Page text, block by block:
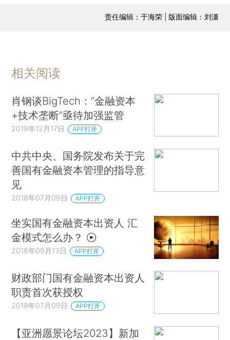
责任编辑：于海荣 | 版面编辑：刘潇
相关阅读
肖钢谈BigTech：“金融资本
+技术垄断”亟待加强监管
2019年12月17日 APP打开
中共中央、国务院发布关于完
善国有金融资本管理的指导意
见
2018年07月09日 APP打开
坐实国有金融资本出资人 汇
金模式怎么办？
2018年09月13日 APP打开
财政部门国有金融资本出资人
职责首次获授权
2018年07月09日 APP打开
【亚洲愿景论坛2023】新加